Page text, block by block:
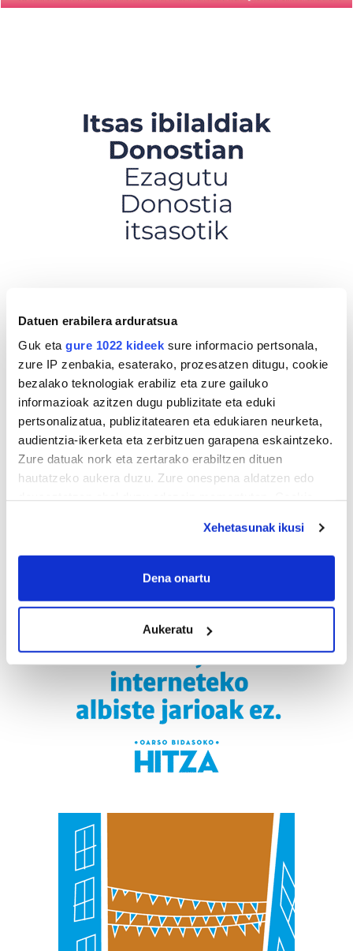
Datuen erabilera arduratsua
Guk eta gure 1022 kideek sure informacio pertsonala,
zure IP zenbakia, esaterako, prozesatzen ditugu, cookie
bezalako teknologiak erabiliz eta zure gailuko
informazioak azitzen dugu publizitate eta eduki
pertsonalizatua, publizitatearen eta edukiaren neurketa,
audientzia-ikerketa eta zerbitzuen garapena eskaintzeko.
Zure datuak nork eta zertarako erabiltzen dituen
hautatzeko aukera duzu. Zure onespena aldatzen edo
If you allow, we would also like to:
Collect information about your geographical
Identify your device by actively scanning it for
specific characteristics (fingerprinting)
Find out more about how your personal data is processed
and set your preferences in thedetails section
prozesatzen ditugu, zure IP zenbakia, besteak beste,
teknologia erabiliz, cookieak adibidez, iragarki eta eduki
produktuak garatzeko. Zure datuak nork eta zertarako
erabiltzen dituen hauta dezakezu.
Bazkide batzuek ez dizute baimenik eskatzen, eta beren
interes komertzial legitimoetan babesten dira. Ikusi gure
bazkideen zerrenda, beren ustez zein helburutarako
duten interes legitimoa eta horren aurka nola egin
Xehetasunak ikusi
Dena onartu
Aukeratu